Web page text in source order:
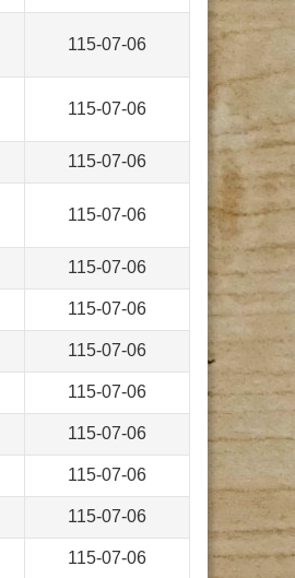
115-07-06
115-07-06
115-07-06
115-07-06
115-07-06
115-07-06
115-07-06
115-07-06
115-07-06
115-07-06
115-07-06
115-07-06